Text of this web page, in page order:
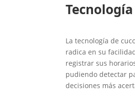
La tecnología de
radica en su
registrar sus
pudiendo detectar
decisiones más